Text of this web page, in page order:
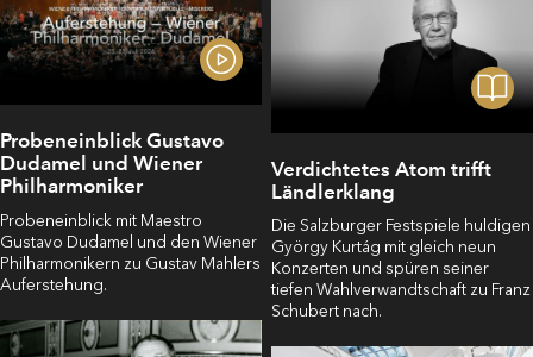
Probeneinblick Gustavo
Dudamel und Wiener
Philharmoniker
Probeneinblick mit Maestro
Gustavo Dudamel und den Wiener
Philharmonikern zu Gustav Mahlers
Auferstehung.
Verdichtetes Atom trifft
Ländlerklang
Die Salzburger Festspiele huldigen
György Kurtág mit gleich neun
Konzerten und spüren seiner
tiefen Wahlverwandtschaft zu Franz
Schubert nach.